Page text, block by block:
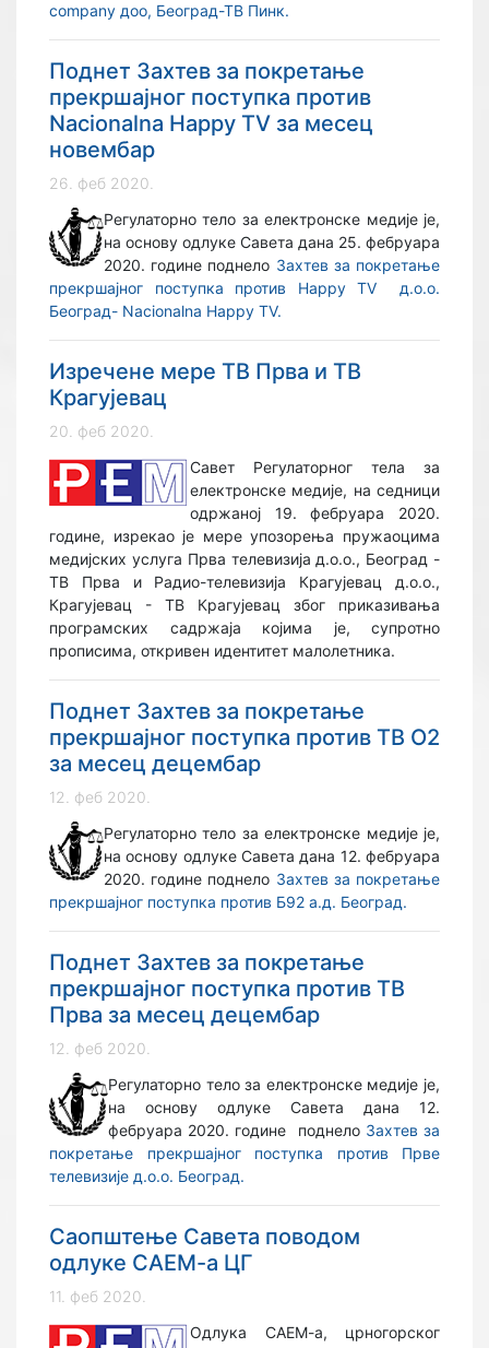
company доо, Београд-ТВ Пинк.
Поднет Захтев за покретање
прекршајног поступка против
Nacionalna Happy TV за месец
новембар
26. феб 2020.
Регулаторно тело за електронске медије је,
на основу одлуке Савета дана 25. фебруара
2020. године поднело Захтев за покретање
прекршајног поступка против Happy TV д.о.о.
Београд- Nacionalna Happy TV.
Изречене мере ТВ Прва и ТВ
Крагујевац
20. феб 2020.
Савет Регулаторног тела за
електронске медије, на седници
одржаној 19. фебруара 2020.
године, изрекао је мере упозорења пружаоцима
медијских услуга Прва телевизија д.о.о., Београд -
ТВ Прва и Радио-телевизија Крагујевац д.о.о.,
Крагујевац - ТВ Крагујевац због приказивања
програмских садржаја којима је, супротно
прописима, откривен идентитет малолетника.
Поднет Захтев за покретање
прекршајног поступка против ТВ О2
за месец децембар
12. феб 2020.
Регулаторно тело за електронске медије је,
на основу одлуке Савета дана 12. фебруара
2020. године поднело Захтев за покретање
прекршајног поступка против Б92 а.д. Београд.
Поднет Захтев за покретање
прекршајног поступка против ТВ
Прва за месец децембар
12. феб 2020.
Регулаторно тело за електронске медије је,
на основу одлуке Савета дана 12.
фебруара 2020. године поднело Захтев за
покретање прекршајног поступка против Прве
телевизије д.о.о. Београд.
Саопштење Савета поводом
одлуке САЕМ-а ЦГ
11. феб 2020.
Одлука САЕМ-а, црногорског